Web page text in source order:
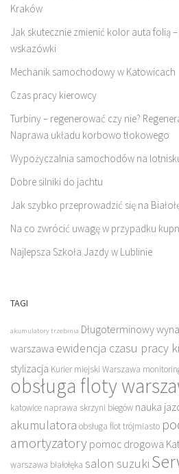
Kraków
Jak skutecznie zmienić kolor auta folią
wskazówki
Mechanik samochodowy w Katowicach
Czas pracy kierowcy
Turbiny – regenerować czy nie?
Naprawa układu korbowo tłokowego
Wypożyczalnia samochodów na
Dobre silniki do jachtu
Jak szybko przeprowadzić się na
Na co zwrócić uwagę w przypadku
Najlepsza Szkoła Jazdy w Lublinie
TAGI
akumulatory trzebinia Długoterminowy
warszawa ewidencja czasu pracy
stylizacja Kurier miejski Warszawa
obsługa floty
katowice naprawa skrzyni biegów nauka
akumulatora obsługa flot trójmiasto
amortyzatory pomoc drogowa
warszawa białołęka salon suzuki